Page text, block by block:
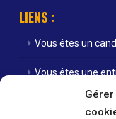
LIENS :
Vous êtes un
Vous êtes une
Nos agences